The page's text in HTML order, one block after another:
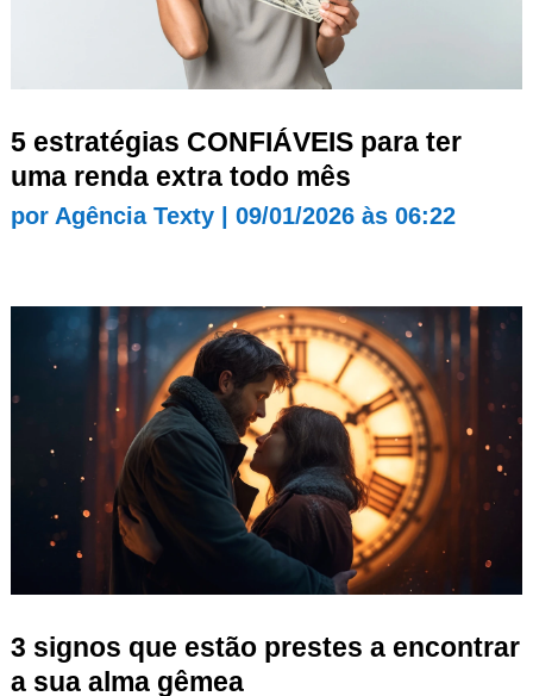
5 estratégias CONFIÁVEIS para ter
uma renda extra todo mês
por Agência Texty| 09/01/2026 às 06:22
3 signos que estão prestes a encontrar
a sua alma gêmea